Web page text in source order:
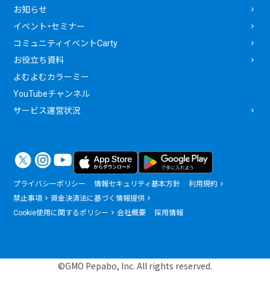
お知らせ
イベント・セミナー
コミュニティイベントCarty
お役立ち資料
よむよむカラーミー
YouTubeチャンネル
サービス運営状況
プライバシーポリシー 情報セキュリティ基本方針
利用規約
禁止事項
資金決済法に基づく情報提供
Cookie使用に関するポリシー
会社概要 採用情報
©GMO Pepabo, Inc. All rights reserved.